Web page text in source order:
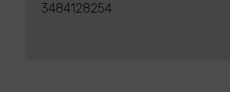
3484128254